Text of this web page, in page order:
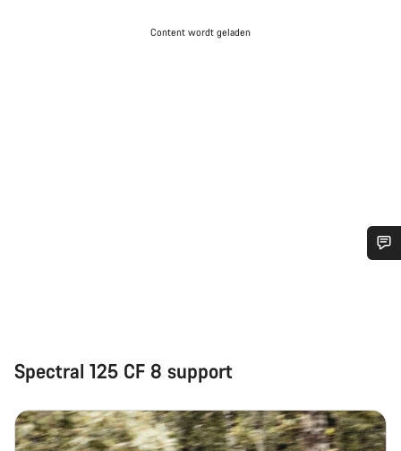
Content wordt geladen
Spectral 125 CF 8 support
Sluiten